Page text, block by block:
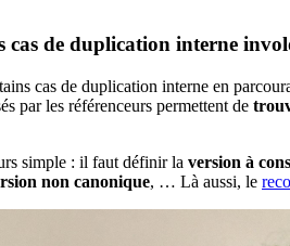
cas de duplication interne
cas de duplication interne en
par les référenceurs permettent de
simple : il faut définir la version à
non canonique, … Là aussi, le